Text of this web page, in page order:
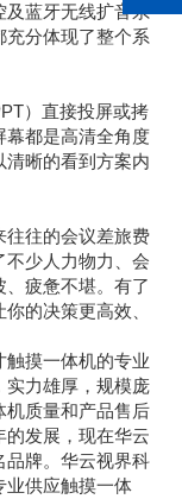
及蓝牙无线扩音系
分体现了整个系
）直接投屏或拷
幕都是高清全角度
清晰的看到方案内
往往的会议差旅费
不少人力物力、会
疲惫不堪。有了
的决策更高效、
摸一体机的专业
实力雄厚，规模庞
机质量和产品售后
的发展，现在华云
品牌。华云视界科
业供应触摸一体